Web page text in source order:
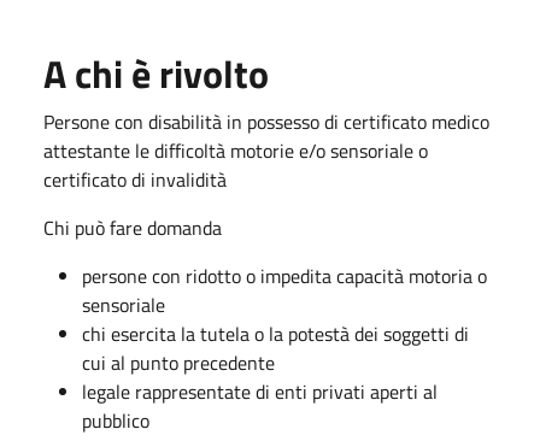
A chi è rivolto
Persone con disabilità in possesso di certificato medico
attestante le difficoltà motorie e/o sensoriale o
certificato di invalidità
Chi può fare domanda
persone con ridotto o impedita capacità motoria o
sensoriale
chi esercita la tutela o la potestà dei soggetti di
cui al punto precedente
legale rappresentate di enti privati aperti al
pubblico